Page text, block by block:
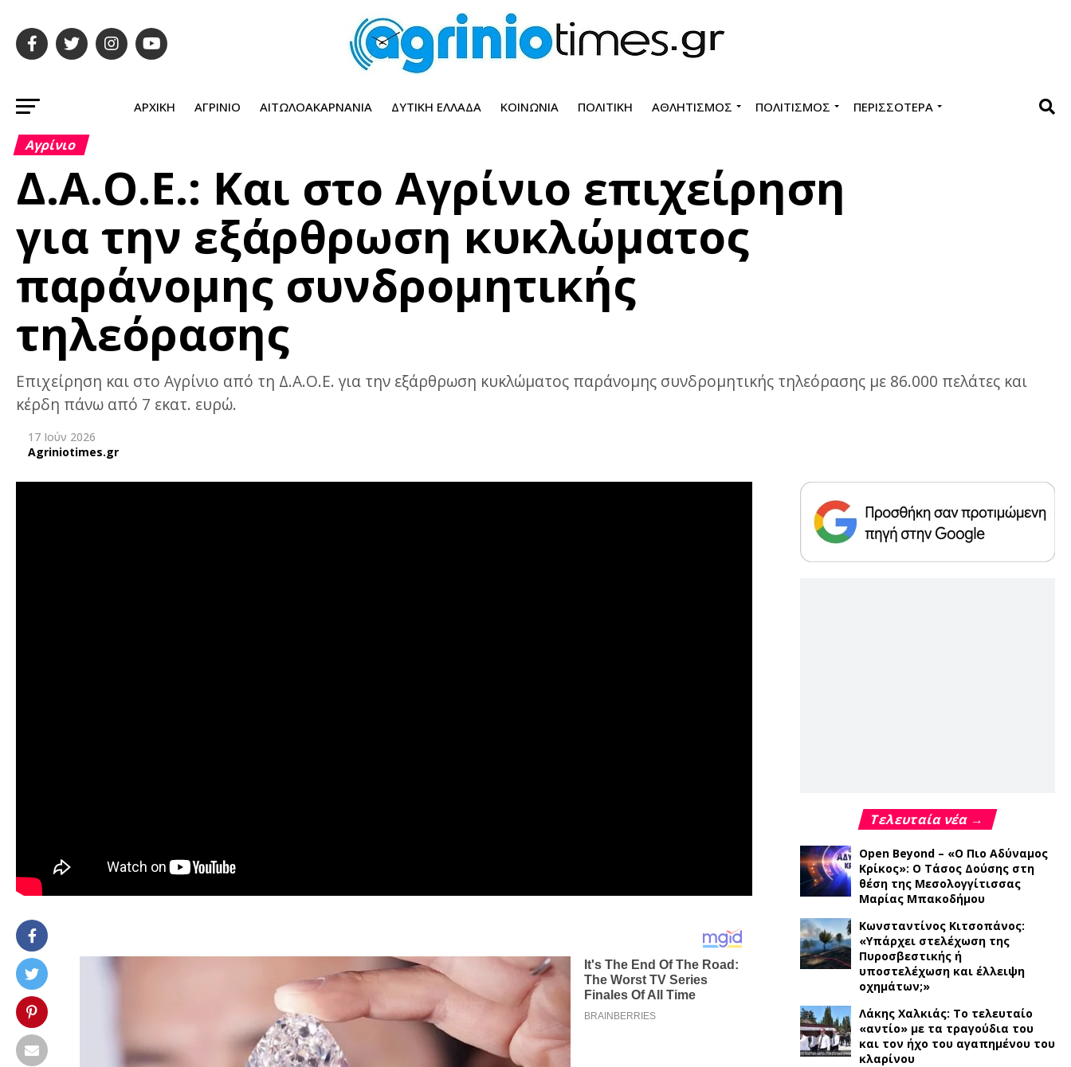
ΑΡΧΙΚΉ ΑΓΡΊΝΙΟ ΑΙΤΩΛΟΑΚΑΡΝΑΝΊΑ ΔΥΤΙΚΉ ΕΛΛΆΔΑ ΚΟΙΝΩΝΊΑ ΠΟΛΙΤΙΚΉ ΑΘΛΗΤΙΣΜΌΣ ΠΟΛΙΤΙΣΜΌΣ ΠΕΡΙΣΣΌΤΕΡΑ
Αγρίνιο
Δ.Α.Ο.Ε.: Και στο Αγρίνιο επιχείρηση
για την εξάρθρωση κυκλώματος
παράνομης συνδρομητικής
τηλεόρασης
Επιχείρηση και στο Αγρίνιο από τη Δ.Α.Ο.Ε. για την εξάρθρωση κυκλώματος παράνομης συνδρομητικής τηλεόρασης με 86.000 πελάτες και
κέρδη πάνω από 7 εκατ. ευρώ.
17 Ιούν 2026
Agriniotimes.gr
Τελευταία νέα →
Open Beyond – «Ο Πιο Αδύναμος
Κρίκος»: Ο Τάσος Δούσης στη
θέση της Μεσολογγίτισσας
Μαρίας Μπακοδήμου
Κωνσταντίνος Κιτσοπάνος:
«Υπάρχει στελέχωση της
Πυροσβεστικής ή
υποστελέχωση και έλλειψη
οχημάτων;»
Λάκης Χαλκιάς: Το τελευταίο
«αντίο» με τα τραγούδια του
και τον ήχο του αγαπημένου του
κλαρίνου